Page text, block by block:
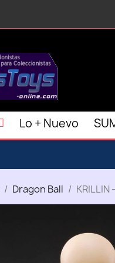
Lo + Nuevo
Dragon Ball KRILLIN